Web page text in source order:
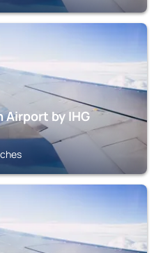
Airport by IHG